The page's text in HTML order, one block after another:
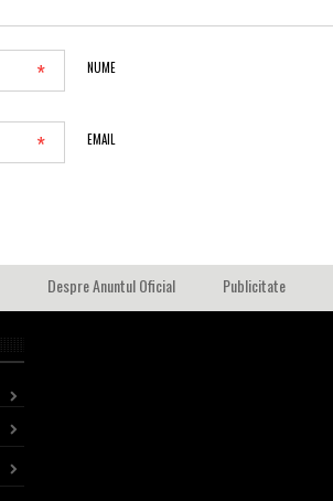
NUME
*
EMAIL
*
Despre Anuntul Oficial Publicitate